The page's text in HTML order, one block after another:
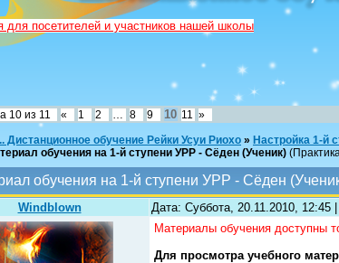
для посетителей и участников нашей школы
10 из 11 « 1 2 8 9 10 11
»
Дистанционное обучение Рейки Усуи Риохо » Настройка 1-й
обучения на 1-й ступени УРР - Сёден (Ученик)
обучения на 1-й ступени УРР - Сёден
Windblown Дата: Суббота, 20.11.2010, 12:45
Материалы обучения доступны
Для просмотра учебного